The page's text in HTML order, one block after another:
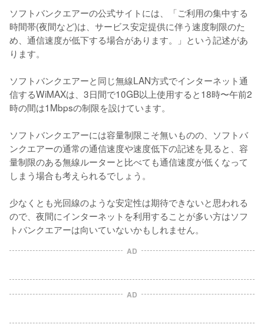
ソフトバンクエアーの公式サイトには、「ご利用の集中する
時間帯(夜間など)は、サービス安定提供に伴う速度制限のた
め、通信速度が低下する場合があります。」という記述があ
ります。
ソフトバンクエアーと同じ無線LAN方式でインターネット通
信するWiMAXは、3日間で10GB以上使用すると18時〜午前2
時の間は1Mbpsの制限を設けています。
ソフトバンクエアーには容量制限こそ無いものの、ソフトバ
ンクエアーの通常の通信速度や速度低下の記述を見ると、容
量制限のある無線ルーターと比べても通信速度が低くなって
しまう場合も考えられるでしょう。
少なくとも光回線のような安定性は期待できないと思われる
ので、夜間にインターネットを利用することが多い方はソフ
トバンクエアーは向いていないかもしれません。
AD
AD